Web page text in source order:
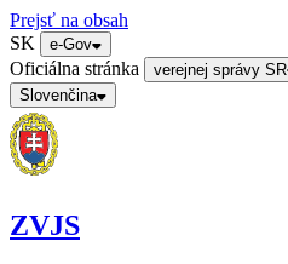
Prejsť na obsah
SK
e-Gov
Oficiálna stránka
verejnej správy SR
Slovenčina
ZVJS